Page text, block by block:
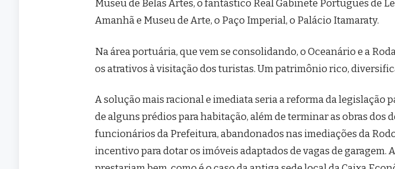
Museu de Belas Artes, o fantástico Real Gabinete Português de
Amanhã e Museu de Arte, o Paço Imperial, o Palácio Itamaraty.
Na área portuária, que vem se consolidando, o Oceanário e a
os atrativos à visitação dos turistas. Um patrimônio rico,
A solução mais racional e imediata seria a reforma da legislação
de alguns prédios para habitação, além de terminar as obras dos
funcionários da Prefeitura, abandonados nas imediações da
incentivo para dotar os imóveis adaptados de vagas de garagem.